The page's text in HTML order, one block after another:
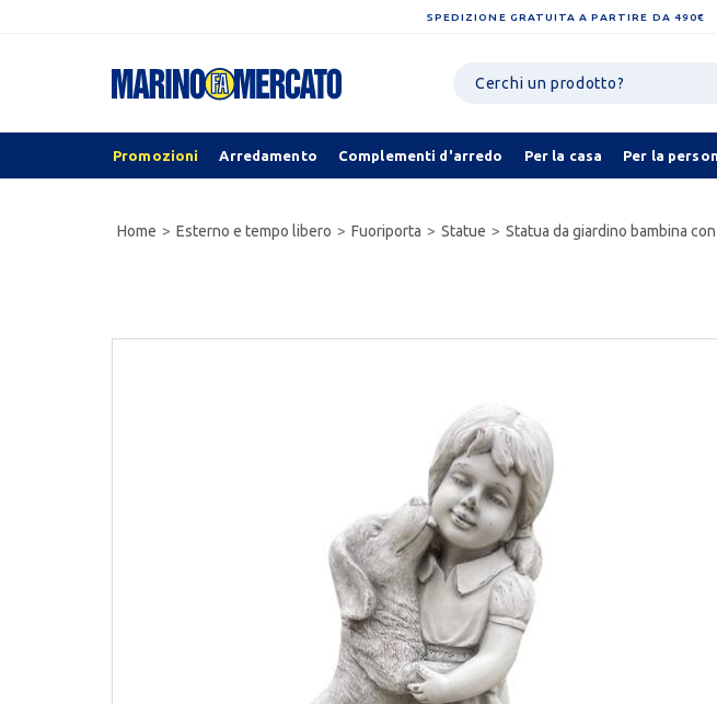
SPEDIZIONE GRATUITA A PARTIRE DA 490€
Promozioni Arredamento Complementi d'arredo Per la casa Per la
Home Esterno e tempo libero Fuoriporta Statue Statua da giardino bambina